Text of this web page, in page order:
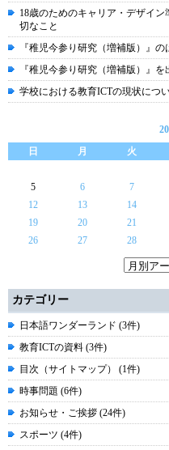
18歳のためのキャリア・デザイ
切なこと
『稚児今参り研究（増補版）』
『稚児今参り研究（増補版）』を
学校における教育ICTの現状につ
日
月 火
5
6 7
12
13 14
19
20 21
26
27 28
カテゴリー
日本語ワンダーランド (3件)
教育ICTの資料 (3件)
目次（サイトマップ） (1件)
時事問題 (6件)
お知らせ・ご挨拶 (24件)
スポーツ (4件)